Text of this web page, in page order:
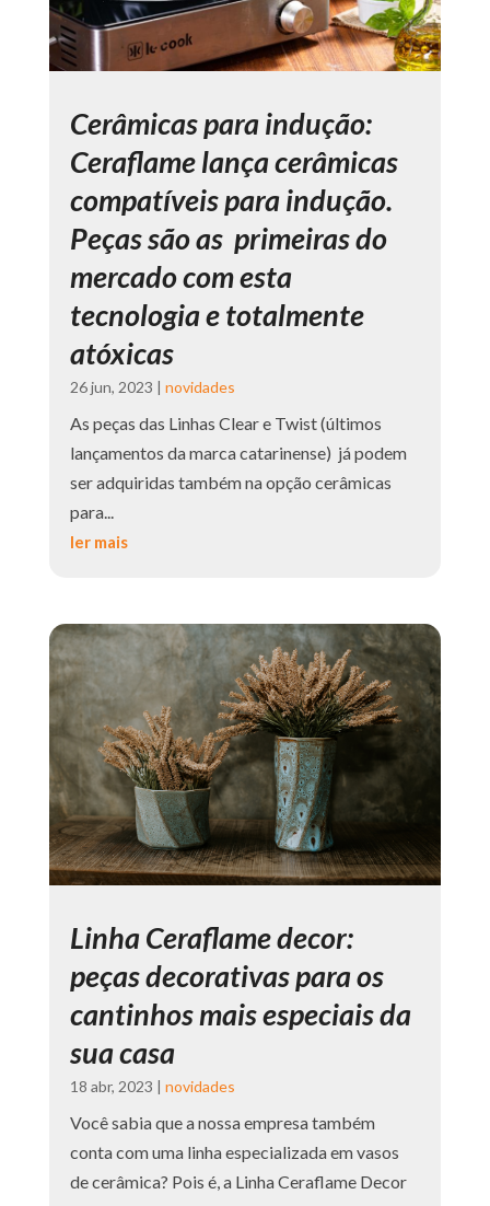
Cerâmicas para indução:
Ceraflame lança cerâmicas
compatíveis para indução.
Peças são as primeiras do
mercado com esta
tecnologia e totalmente
atóxicas
26 jun, 2023 | novidades
As peças das Linhas Clear e Twist (últimos
lançamentos da marca catarinense) já podem
ser adquiridas também na opção cerâmicas
para...
ler mais
Linha Ceraflame decor:
peças decorativas para os
cantinhos mais especiais da
sua casa
18 abr, 2023 | novidades
Você sabia que a nossa empresa também
conta com uma linha especializada em vasos
de cerâmica? Pois é, a Linha Ceraflame Decor